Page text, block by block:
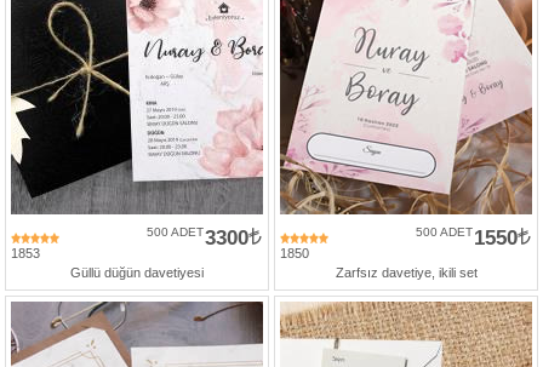
1853
3300
500 ADET
Güllü düğün davetiyesi
1850
1550
500 ADET
Zarfsız davetiye, ikili set